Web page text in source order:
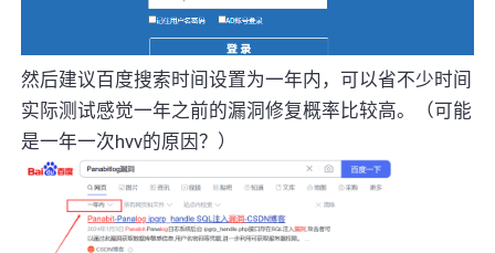
然后建议百度搜索时间设置为一年内，可以省不少时间
实际测试感觉一年之前的漏洞修复概率比较高。（可能
是一年一次hvv的原因？）